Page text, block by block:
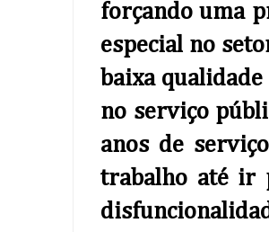
forçando uma
especial no
baixa
no serviço
anos de
trabalho até ir